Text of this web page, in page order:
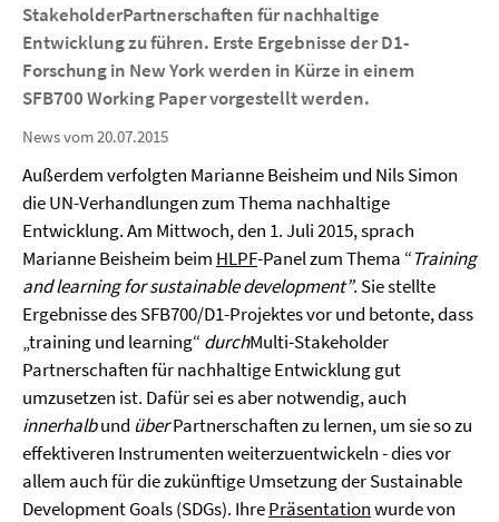
StakeholderPartnerschaften für nachhaltige
Entwicklung zu führen. Erste Ergebnisse derD1-
Forschung in New Yorkwerden in Kürze in einem
SFB700Working Paper vorgestellt werden.
News vom 20.07.2015
Außerdem verfolgten Marianne Beisheim und Nils Simon
dieUN-Verhandlungenzum Thema nachhaltige
Entwicklung. Am Mittwoch, den 1. Juli2015,sprach
Marianne Beisheim beim HLPF-Panelzum Thema “Training
and learning for sustainable development”. Siestellte
Ergebnisse desSFB700/D1-Projektes vor und betonte, dass
„training und learning“ durchMulti-Stakeholder
Partnerschaftenfür nachhaltige Entwicklung gut
umzusetzen ist. Dafür sei es aber notwendig, auch
innerhalbund überPartnerschaftenzu lernen, um siesozu
effektiveren Instrumenten weiterzuentwickeln - dies vor
allem auch für die zukünftigeUmsetzung der Sustainable
Development Goals(SDGs). IhrePräsentationwurde von